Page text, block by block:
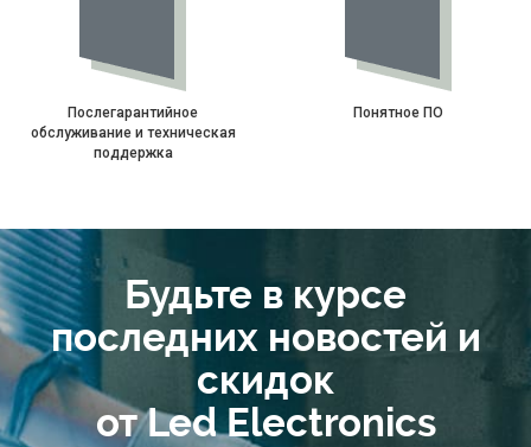
Послегарантийное
обслуживание и техническая
поддержка
Понятное ПО
Будьте в курсе
последних новостей и
скидок
от Led Electronics